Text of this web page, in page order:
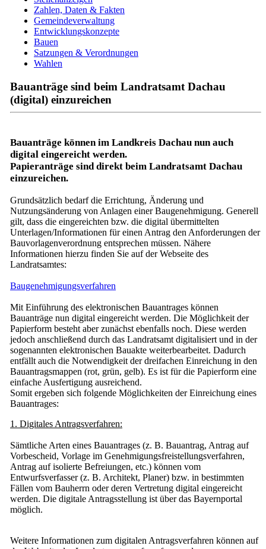
Zahlen, Daten & Fakten
Gemeindeverwaltung
Entwicklungskonzepte
Bauen
Satzungen & Verordnungen
Wahlen
Bauanträge sind beim Landratsamt Dachau
(digital) einzureichen
Bauanträge können im Landkreis Dachau nun auch
digital eingereicht werden.
Papieranträge sind direkt beim Landratsamt Dachau
einzureichen.
Grundsätzlich bedarf die Errichtung, Änderung und
Nutzungsänderung von Anlagen einer Baugenehmigung. Generell
gilt, dass die eingereichten bzw. die digital übermittelten
Unterlagen/Informationen für einen Antrag den Anforderungen der
Bauvorlagenverordnung entsprechen müssen. Nähere
Informationen hierzu finden Sie auf der Webseite des
Landratsamtes:
Baugenehmigungsverfahren
Mit Einführung des elektronischen Bauantrages können
Bauanträge nun digital eingereicht werden. Die Möglichkeit der
Papierform besteht aber zunächst ebenfalls noch. Diese werden
jedoch anschließend durch das Landratsamt digitalisiert und in der
sogenannten elektronischen Bauakte weiterbearbeitet. Dadurch
entfällt auch die Notwendigkeit der dreifachen Einreichung in den
Bauantragsmappen (rot, grün, gelb). Es ist für die Papierform eine
einfache Ausfertigung ausreichend.
Somit ergeben sich folgende Möglichkeiten der Einreichung eines
Bauantrages:
1. Digitales Antragsverfahren:
Sämtliche Arten eines Bauantrages (z. B. Bauantrag, Antrag auf
Vorbescheid, Vorlage im Genehmigungsfreistellungsverfahren,
Antrag auf isolierte Befreiungen, etc.) können vom
Entwurfsverfasser (z. B. Architekt, Planer) bzw. in bestimmten
Fällen vom Bauherrn oder deren Vertretung digital eingereicht
werden. Die digitale Antragsstellung ist über das Bayernportal
möglich.
Weitere Informationen zum digitalen Antragsverfahren können auf